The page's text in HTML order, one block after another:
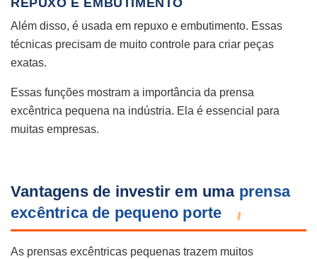
Além disso, é usada em repuxo e embutimento. Essas
técnicas precisam de muito controle para criar peças
exatas.
Essas funções mostram a importância da prensa
excêntrica pequena na indústria. Ela é essencial para
muitas empresas.
Vantagens de investir em uma prensa
excêntrica de pequeno porte
As prensas excêntricas pequenas trazem muitos